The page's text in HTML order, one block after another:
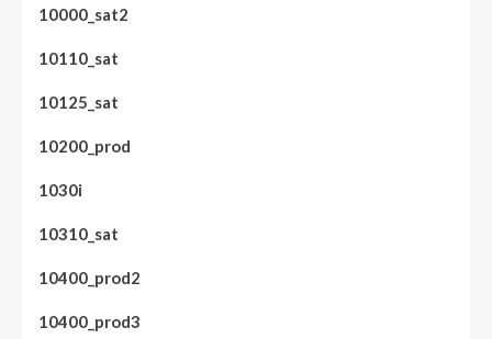
10000_sat2
10110_sat
10125_sat
10200_prod
1030i
10310_sat
10400_prod2
10400_prod3